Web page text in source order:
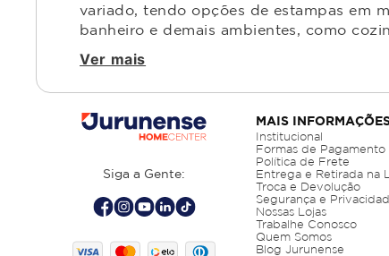
variado, tendo opções de estampas em
banheiro e demais ambientes, como
Ver mais
Siga a Gente:
MAIS
Institucional
Formas de Pagamento
Política de Frete
Entrega e Retirada na
Troca e Devolução
Segurança e
Nossas Lojas
Trabalhe Conosco
Quem Somos
Blog Jurunense